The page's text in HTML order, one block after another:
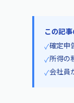
この記
✓確定申
✓所得の
✓会社員